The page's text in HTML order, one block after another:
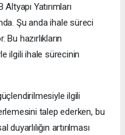
Yatırımları
Şu anda ihale süreci
hazırlıkların
ilgili ihale sürecinin
ilgili
talep ederken, bu
artırılması